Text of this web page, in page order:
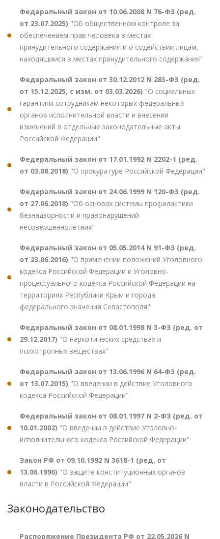
Федеральный закон от 10.06.2008 N 76-ФЗ (ред.
от 23.07.2025) "Об общественном контроле за
обеспечением прав человека в местах
принудительного содержания и о содействии лицам,
находящимся в местах принудительного содержания"
Федеральный закон от 30.12.2012 N 283-ФЗ (ред.
от 15.12.2025, с изм. от 03.03.2026) "О социальных
гарантиях сотрудникам некоторых федеральных
органов исполнительной власти и внесении
изменений в отдельные законодательные акты
Российской Федерации"
Федеральный закон от 17.01.1992 N 2202-1 (ред.
от 03.08.2018) "О прокуратуре Российской Федерации"
Федеральный закон от 24.06.1999 N 120-ФЗ (ред.
от 27.06.2018) "Об основах системы профилактики
безнадзорности и правонарушений
несовершеннолетних"
Федеральный закон от 05.05.2014 N 91-ФЗ (ред.
от 23.06.2016) "О применении положений Уголовного
кодекса Российской Федерации и Уголовно-
процессуального кодекса Российской Федерации на
территориях Республики Крым и города
федерального значения Севастополя"
Федеральный закон от 08.01.1998 N 3-ФЗ (ред. от
29.12.2017) "О наркотических средствах и
психотропных веществах"
Федеральный закон от 13.06.1996 N 64-ФЗ (ред.
от 13.07.2015) "О введении в действие Уголовного
кодекса Российской Федерации"
Федеральный закон от 08.01.1997 N 2-ФЗ (ред. от
10.01.2002) "О введении в действие Уголовно-
исполнительного кодекса Российской Федерации"
Закон РФ от 09.10.1992 N 3618-1 (ред. от
13.06.1996) "О защите конституционных органов
власти в Российской Федерации"
Законодательство
Распоряжение Президента РФ от 22.05.2026 N